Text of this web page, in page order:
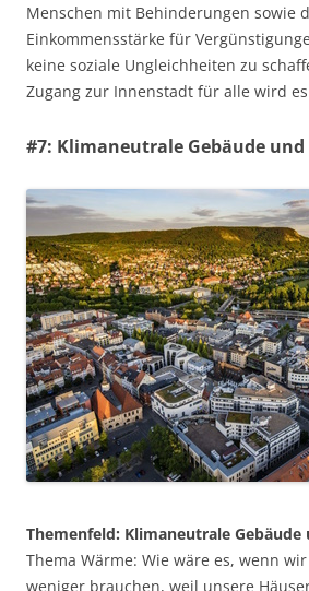
Menschen mit Behinderungen sowie
Einkommensstärke für
keine soziale Ungleichheiten zu
Zugang zur Innenstadt für alle wird
#7: Klimaneutrale Gebäude
Themenfeld: Klimaneutrale
Thema Wärme: Wie wäre es, wenn
weniger brauchen, weil unsere